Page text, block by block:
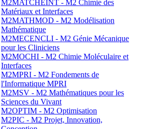
M2MATCHEINT - M2 Chimie des
Matériaux et Interfaces
M2MATHMOD - M2 Modélisation
Mathématique
M2MECENCLI - M2 Génie Mécanique
pour les Cliniciens
M2MOCHI - M2 Chimie Moléculaire et
Interfaces
M2MPRI - M2 Fondements de
l'Informatique MPRI
M2MSV - M2 Mathématiques pour les
Sciences du Vivant
M2OPTIM - M2 Optimisation
M2PIC - M2 Projet, Innovation,